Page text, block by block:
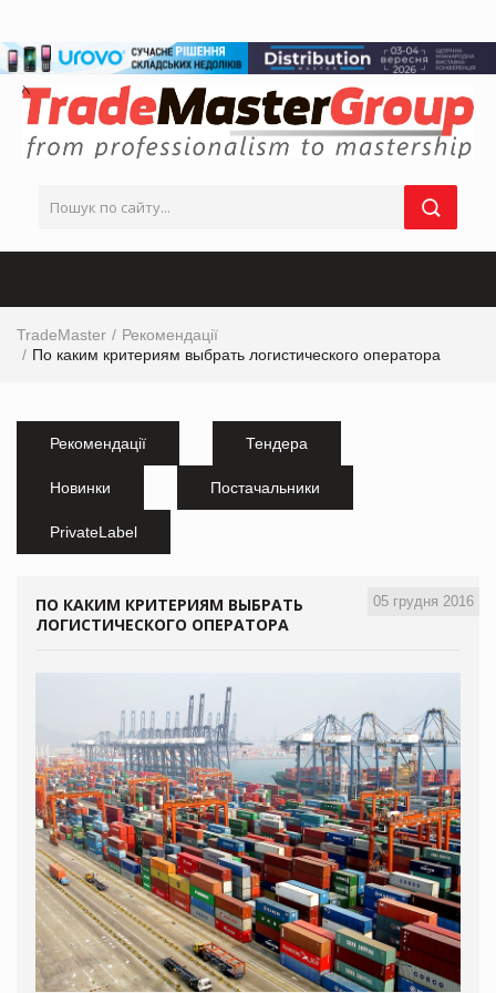
TradeMaster
Рекомендації
По каким критериям выбрать логистического оператора
Рекомендації Тендера
Новинки Постачальники
PrivateLabel
05 грудня 2016
ПО КАКИМ КРИТЕРИЯМ ВЫБРАТЬ
ЛОГИСТИЧЕСКОГО ОПЕРАТОРА